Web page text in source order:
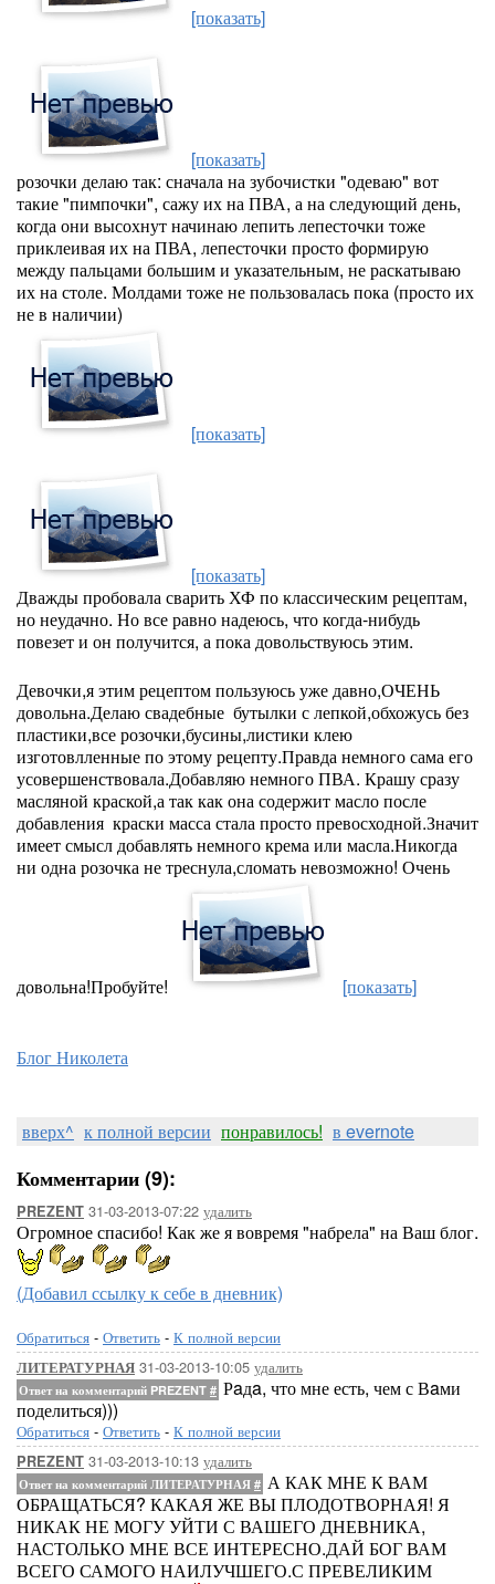
[показать]
[показать]
розочки делаю так: сначала на зубочистки "одеваю" вот
такие "пимпочки", сажу их на ПВА, а на следующий день,
когда они высохнут начинаю лепить лепесточки тоже
приклеивая их на ПВА, лепесточки просто формирую
между пальцами большим и указательным, не раскатываю
их на столе. Молдами тоже не пользовалась пока (просто их
не в наличии)
[показать]
[показать]
Дважды пробовала сварить ХФ по классическим рецептам,
но неудачно. Но все равно надеюсь, что когда-нибудь
повезет и он получится, а пока довольствуюсь этим.
Девочки,я этим рецептом пользуюсь уже давно,ОЧЕНЬ
довольна.Делаю свадебные бутылки с лепкой,обхожусь без
пластики,все розочки,бусины,листики клею
изготовлленные по этому рецепту.Правда немного сама его
усовершенствовала.Добавляю немного ПВА. Крашу сразу
масляной краской,а так как она содержит масло после
добавления краски масса стала просто превосходной.Значит
имеет смысл добавлять немного крема или масла.Никогда
ни одна розочка не треснула,сломать невозможно! Очень
довольна!Пробуйте! [показать]
Блог Николета
вверх^ к полной версии понравилось! в evernote
Комментарии (9):
PREZENT 31-03-2013-07:22 удалить
Огромное спасибо! Как же я вовремя "набрела" на Ваш блог.
(Добавил ссылку к себе в дневник)
Обратиться - Ответить - К полной версии
ЛИТЕРАТУРНАЯ 31-03-2013-10:05 удалить
Ответ на комментарий PREZENT # Рaдa, что мне есть, чем с Вaми
поделиться)))
Обратиться - Ответить - К полной версии
PREZENT 31-03-2013-10:13 удалить
Ответ на комментарий ЛИТЕРАТУРНАЯ # А КАК МНЕ К ВАМ
ОБРАЩАТЬСЯ? КАКАЯ ЖЕ ВЫ ПЛОДОТВОРНАЯ! Я
НИКАК НЕ МОГУ УЙТИ С ВАШЕГО ДНЕВНИКА,
НАСТОЛЬКО МНЕ ВСЕ ИНТЕРЕСНО.ДАЙ БОГ ВАМ
ВСЕГО САМОГО НАИЛУЧШЕГО.С ПРЕВЕЛИКИМ